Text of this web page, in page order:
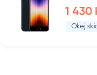
1 430
Okej